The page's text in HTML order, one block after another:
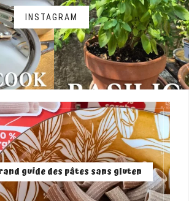
INSTAGRAM
guide des pâtes sans gluten